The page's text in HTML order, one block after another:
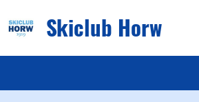
Skiclub Horw